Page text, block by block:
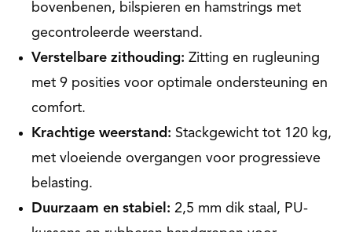
bovenbenen, bilspieren en hamstrings met
gecontroleerde weerstand.
Verstelbare zithouding: Zitting en rugleuning
met 9 posities voor optimale ondersteuning en
comfort.
Krachtige weerstand: Stackgewicht tot 120 kg,
met vloeiende overgangen voor progressieve
belasting.
Duurzaam en stabiel: 2,5 mm dik staal, PU-